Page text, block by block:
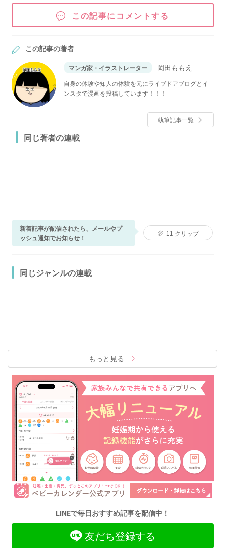
この記事にコメントする
この記事の著者
マンガ家・イラストレーター 岡田ももえ
自身の体験や知人の体験を元にライブドアブログとイ
ンスタで漫画を投稿しています！！！
執筆記事一覧
同じ著者の連載
新着記事が配信されたら、メールやプ
ッシュ通知でお知らせ！
11 クリップ
同じジャンルの連載
もっと見る
LINEで毎日おすすめ記事を配信中！
友だち登録する